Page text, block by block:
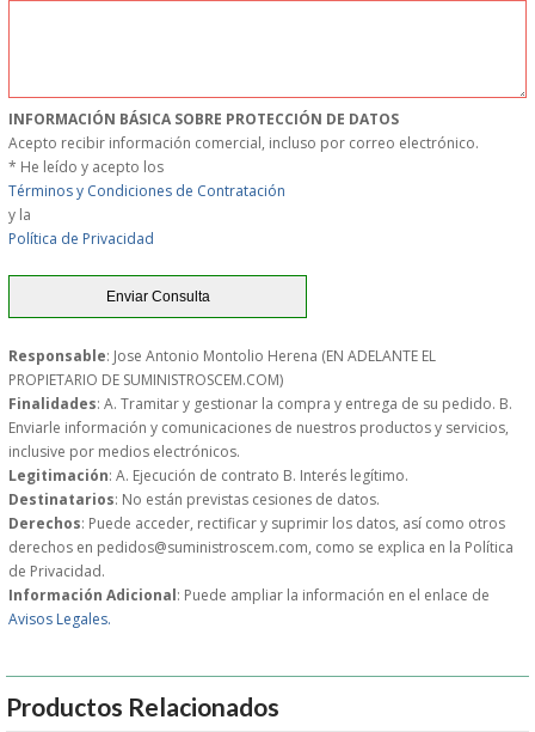
MUEBLES
MUEBLES INOX. COCINA
PAPEL Y PRODUCTOS UNIUSO
VAJILLA
CUCHILLOS DE COCINA
GASTOS DE ENVIO
FORMA DE PAGO
CONDICIONES DE COMPRA
DEVOLUCIONES
INFORMACIÓN BÁSICA SOBRE PROTECCIÓN DE DATOS
Acepto recibir información comercial, incluso por correo electrónico.
* He leído y acepto los
Términos y Condiciones de Contratación
y la
Política de Privacidad
Responsable: Jose Antonio Montolio Herena (EN ADELANTE EL
PROPIETARIO DE SUMINISTROSCEM.COM)
Finalidades: A. Tramitar y gestionar la compra y entrega de su pedido. B.
Enviarle información y comunicaciones de nuestros productos y servicios,
inclusive por medios electrónicos.
Legitimación: A. Ejecución de contrato B. Interés legítimo.
Destinatarios: No están previstas cesiones de datos.
Derechos: Puede acceder, rectificar y suprimir los datos, así como otros
derechos en pedidos@suministroscem.com, como se explica en la Política
de Privacidad.
Información Adicional: Puede ampliar la información en el enlace de
Avisos Legales.
Productos Relacionados